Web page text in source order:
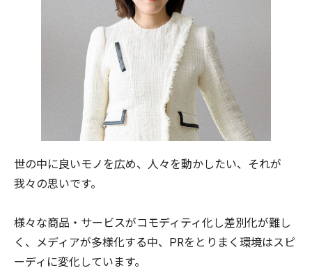
世の中に良いモノを広め、人々を動かしたい、それが
我々の思いです。
様々な商品・サービスがコモディティ化し差別化が難し
く、メディアが多様化する中、PRをとりまく環境はスピ
ーディに変化しています。